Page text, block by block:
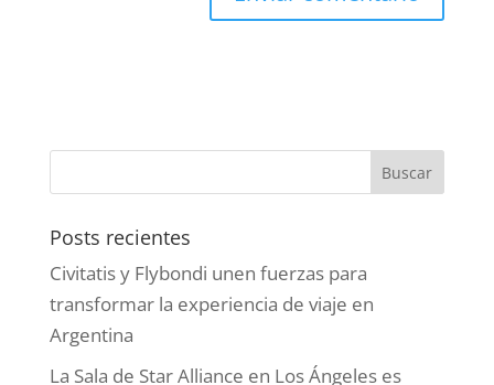
Posts recientes
Civitatis y Flybondi unen fuerzas para
transformar la experiencia de viaje en
Argentina
La Sala de Star Alliance en Los Ángeles es